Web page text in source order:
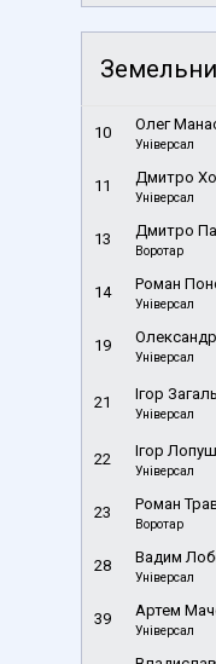
10 Олег
Універсал
11 Дмитро
Універсал
13 Дмитро
Воротар
14 Роман
Універсал
19
Універсал
21 Ігор
Універсал
22 Ігор
Універсал
23 Роман
Воротар
28 Вадим
Універсал
39 Артем
Універсал